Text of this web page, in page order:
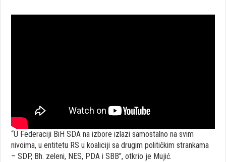
“U Federaciji BiH SDA na izbore izlazi samostalno na svim
nivoima, u entitetu RS u koaliciji sa drugim političkim strankama
– SDP, Bh. zeleni, NES, PDA i SBB”, otkrio je Mujić.